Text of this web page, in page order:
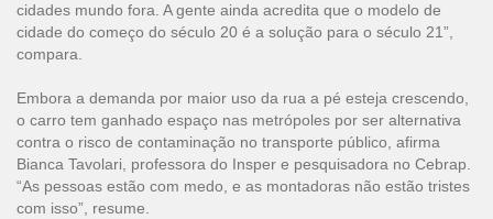
cidades mundo fora. A gente ainda acredita que o modelo de
cidade do começo do século 20 é a solução para o século 21”,
compara.
Embora a demanda por maior uso da rua a pé esteja crescendo,
o carro tem ganhado espaço nas metrópoles por ser alternativa
contra o risco de contaminação no transporte público, afirma
Bianca Tavolari, professora do Insper e pesquisadora no Cebrap.
“As pessoas estão com medo, e as montadoras não estão tristes
com isso”, resume.